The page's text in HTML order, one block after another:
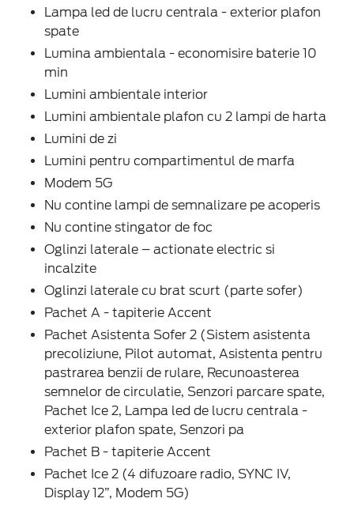
Lampa led de lucru centrala - exterior plafon
spate
Lumina ambientala - economisire baterie 10
min
Lumini ambientale interior
Lumini ambientale plafon cu 2 lampi de harta
Lumini de zi
Lumini pentru compartimentul de marfa
Modem 5G
Nu contine lampi de semnalizare pe acoperis
Nu contine stingator de foc
Oglinzi laterale – actionate electric si
incalzite
Oglinzi laterale cu brat scurt (parte sofer)
Pachet A - tapiterie Accent
Pachet Asistenta Sofer 2 (Sistem asistenta
precoliziune, Pilot automat, Asistenta pentru
pastrarea benzii de rulare, Recunoasterea
semnelor de circulatie, Senzori parcare spate,
Pachet Ice 2, Lampa led de lucru centrala -
exterior plafon spate, Senzori pa
Pachet B - tapiterie Accent
Pachet Ice 2 (4 difuzoare radio, SYNC IV,
Display 12”, Modem 5G)